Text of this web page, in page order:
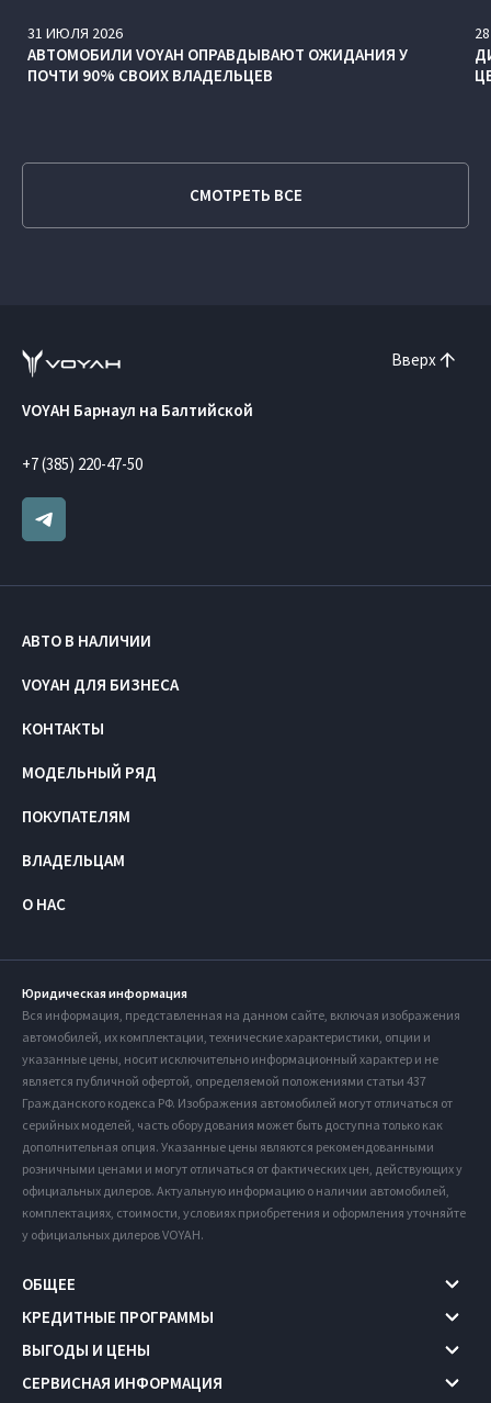
31 ИЮЛЯ 2026
АВТОМОБИЛИ VOYAH ОПРАВДЫВАЮТ ОЖИДАНИЯ У
ПОЧТИ 90% СВОИХ ВЛАДЕЛЬЦЕВ
28
СМОТРЕТЬ ВСЕ
Вверх
VOYAH Барнаул на Балтийской
+7 (385) 220-47-50
АВТО В НАЛИЧИИ
VOYAH ДЛЯ БИЗНЕСА
КОНТАКТЫ
МОДЕЛЬНЫЙ РЯД
ПОКУПАТЕЛЯМ
ВЛАДЕЛЬЦАМ
О НАС
Юридическая информация
Вся информация, представленная на данном сайте, включая изображения
автомобилей, их комплектации, технические характеристики, опции и
указанные цены, носит исключительно информационный характер и не
является публичной офертой, определяемой положениями статьи 437
Гражданского кодекса РФ. Изображения автомобилей могут отличаться от
серийных моделей, часть оборудования может быть доступна только как
дополнительная опция. Указанные цены являются рекомендованными
розничными ценами и могут отличаться от фактических цен, действующих у
официальных дилеров. Актуальную информацию о наличии автомобилей,
комплектациях, стоимости, условиях приобретения и оформления уточняйте
у официальных дилеров VOYAH.
ОБЩЕЕ
КРЕДИТНЫЕ ПРОГРАММЫ
ВЫГОДЫ И ЦЕНЫ
СЕРВИСНАЯ ИНФОРМАЦИЯ